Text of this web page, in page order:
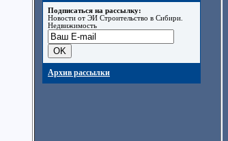
Подписаться на рассылку:
Новости от ЭИ Строительство в Сибири.
Недвижимость
Архив рассылки